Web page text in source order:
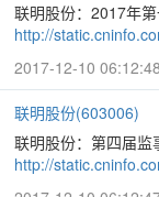
联明股份：2017年
http://
2017-12-10 06:12:48
联明股份(603006)
联明股份：第四届监
http://